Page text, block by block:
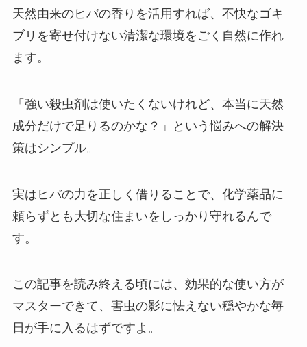
天然由来のヒバの香りを活用すれば、不快なゴキ
ブリを寄せ付けない清潔な環境をごく自然に作れ
ます。
「強い殺虫剤は使いたくないけれど、本当に天然
成分だけで足りるのかな？」という悩みへの解決
策はシンプル。
実はヒバの力を正しく借りることで、化学薬品に
頼らずとも大切な住まいをしっかり守れるんで
す。
この記事を読み終える頃には、効果的な使い方が
マスターできて、害虫の影に怯えない穏やかな毎
日が手に入るはずですよ。